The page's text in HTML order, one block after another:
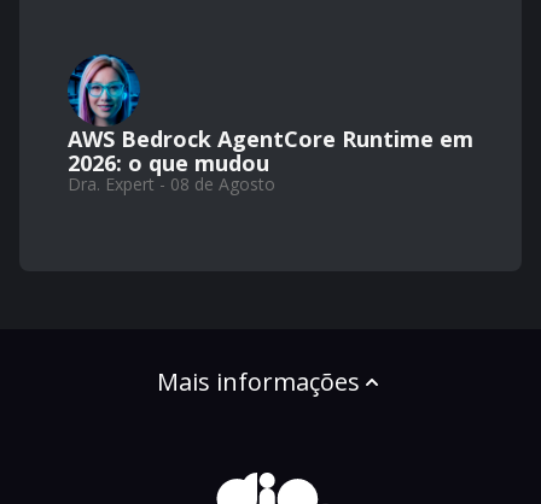
AWS Bedrock AgentCore Runtime em
2026: o que mudou
Dra. Expert - 08 de Agosto
Mais informações